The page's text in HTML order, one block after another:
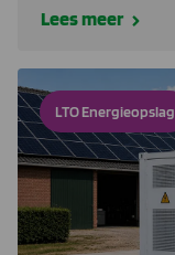
Lees meer
LTO Energieopslag